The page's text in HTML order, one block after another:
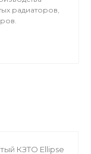
радиаторов,
КЗТО Ellipse